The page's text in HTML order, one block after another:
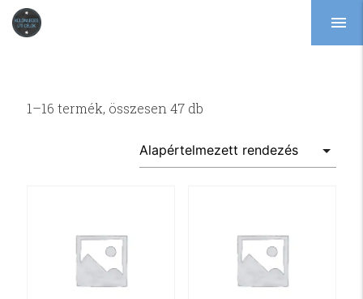
menu
1–16 termék, összesen 47 db